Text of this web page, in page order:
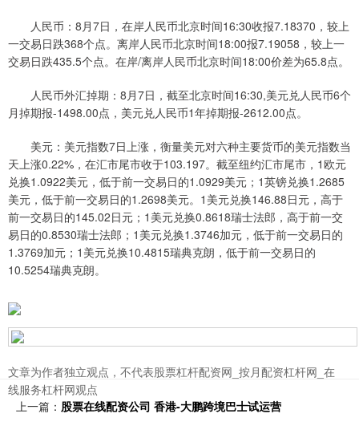
人民币：8月7日，在岸人民币北京时间16:30收报7.18370，较上
一交易日跌368个点。离岸人民币北京时间18:00报7.19058，较上一
交易日跌435.5个点。在岸/离岸人民币北京时间18:00价差为65.8点。
人民币外汇掉期：8月7日，截至北京时间16:30,美元兑人民币6个
月掉期报-1498.00点，美元兑人民币1年掉期报-2612.00点。
美元：美元指数7日上涨，衡量美元对六种主要货币的美元指数当
天上涨0.22%，在汇市尾市收于103.197。截至纽约汇市尾市，1欧元
兑换1.0922美元，低于前一交易日的1.0929美元；1英镑兑换1.2685
美元，低于前一交易日的1.2698美元。1美元兑换146.88日元，高于
前一交易日的145.02日元；1美元兑换0.8618瑞士法郎，高于前一交
易日的0.8530瑞士法郎；1美元兑换1.3746加元，低于前一交易日的
1.3769加元；1美元兑换10.4815瑞典克朗，低于前一交易日的
10.5254瑞典克朗。
文章为作者独立观点，不代表股票杠杆配资网_按月配资杠杆网_在
线服务杠杆网观点
上一篇： 股票在线配资公司 香港-大鹏跨境巴士试运营